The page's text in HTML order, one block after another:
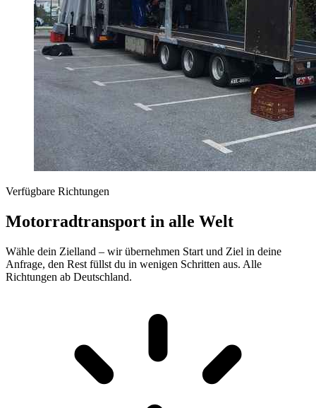
Verfügbare Richtungen
Motorradtransport in alle Welt
Wähle dein Zielland – wir übernehmen Start und Ziel in deine
Anfrage, den Rest füllst du in wenigen Schritten aus. Alle
Richtungen ab Deutschland.